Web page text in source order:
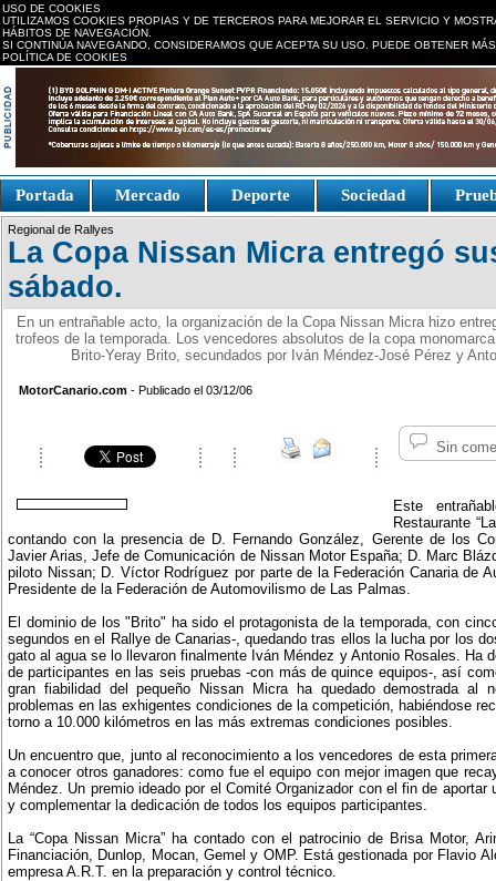
USO DE COOKIES
UTILIZAMOS COOKIES PROPIAS Y DE TERCEROS PARA MEJORAR EL SERVICIO Y
HÁBITOS DE NAVEGACIÓN.
SI CONTINÚA NAVEGANDO, CONSIDERAMOS QUE ACEPTA SU USO. PUEDE OBTENER
POLÍTICA DE COOKIES
Portada Mercado Deporte Sociedad
Fake Watches
replica-
watch.is
Regional de Rallyes
La Copa Nissan Micra entregó
sábado.
En un entrañable acto, la organización de la Copa Nissan Micra hizo
trofeos de la temporada. Los vencedores absolutos de la copa
Brito-Yeray Brito, secundados por Iván Méndez-José Pérez y
MotorCanario.com - Publicado el 03/12/06
Sin
Este
Restaurante
contando con la presencia de D. Fernando González, Gerente de los
Javier Arias, Jefe de Comunicación de Nissan Motor España; D. Marc
piloto Nissan; D. Víctor Rodríguez por parte de la Federación Canaria de
Presidente de la Federación de Automovilismo de Las Palmas.
El dominio de los "Brito" ha sido el protagonista de la temporada, con
segundos en el Rallye de Canarias-, quedando tras ellos la lucha por los
gato al agua se lo llevaron finalmente Iván Méndez y Antonio Rosales. Ha
de participantes en las seis pruebas -con más de quince equipos-, así
gran fiabilidad del pequeño Nissan Micra ha quedado demostrada al
problemas en las exhigentes condiciones de la competición, habiéndose
torno a 10.000 kilómetros en las más extremas condiciones posibles.
Un encuentro que, junto al reconocimiento a los vencedores de esta
a conocer otros ganadores: como fue el equipo con mejor imagen que
Méndez. Un premio ideado por el Comité Organizador con el fin de
y complementar la dedicación de todos los equipos participantes.
La “Copa Nissan Micra” ha contado con el patrocinio de Brisa Motor,
Financiación, Dunlop, Mocan, Gemel y OMP. Está gestionada por Flavio
empresa A.R.T. en la preparación y control técnico.